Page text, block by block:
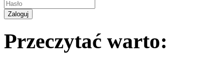
Przeczytać warto: